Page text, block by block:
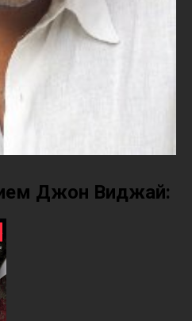
Джон Виджай: